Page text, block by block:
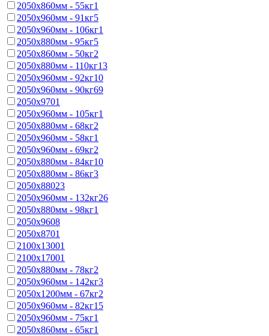
2050x860мм - 55кг1
2050x960мм - 91кг5
2050x960мм - 106кг1
2050x880мм - 95кг5
2050x860мм - 50кг2
2050x880мм - 110кг13
2050x960мм - 92кг10
2050x960мм - 90кг69
2050x9701
2050x960мм - 105кг1
2050x880мм - 68кг2
2050x960мм - 58кг1
2050x960мм - 69кг2
2050x880мм - 84кг10
2050x880мм - 86кг3
2050x88023
2050x960мм - 132кг26
2050x880мм - 98кг1
2050x9608
2050x8701
2100х13001
2100x17001
2050x880мм - 78кг2
2050x960мм - 142кг3
2050x1200мм - 67кг2
2050x960мм - 82кг15
2050x960мм - 75кг1
2050x860мм - 65кг1